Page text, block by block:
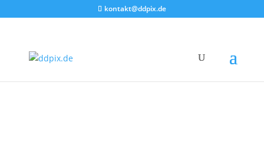
kontakt@ddpix.de